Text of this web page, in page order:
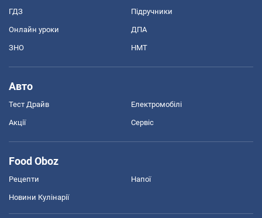
ГДЗ Підручники
Онлайн уроки ДПА
ЗНО НМТ
Авто
Тест Драйв Електромобілі
Акції Сервіс
Food Oboz
Рецепти Напої
Новини Кулінарії